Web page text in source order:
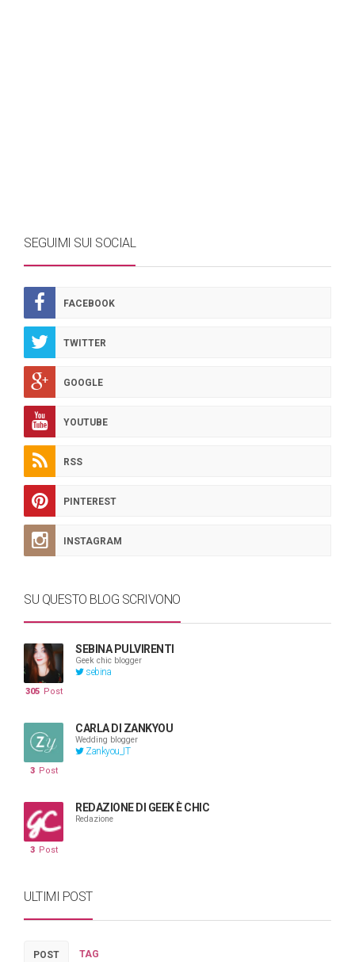
SEGUIMI SUI SOCIAL
FACEBOOK
TWITTER
GOOGLE
YOUTUBE
RSS
PINTEREST
INSTAGRAM
SU QUESTO BLOG SCRIVONO
SEBINA PULVIRENTI
Geek chic blogger
sebina
305 Post
CARLA DI ZANKYOU
Wedding blogger
Zankyou_IT
3 Post
REDAZIONE DI GEEK È CHIC
Redazione
3 Post
ULTIMI POST
POST TAG